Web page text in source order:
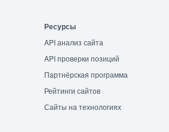
Ресурсы
API анализ сайта
API проверки позиций
Партнёрская программа
Рейтинги сайтов
Сайты на технологиях